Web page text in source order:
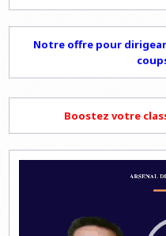
Notre offre pour
Boostez votre